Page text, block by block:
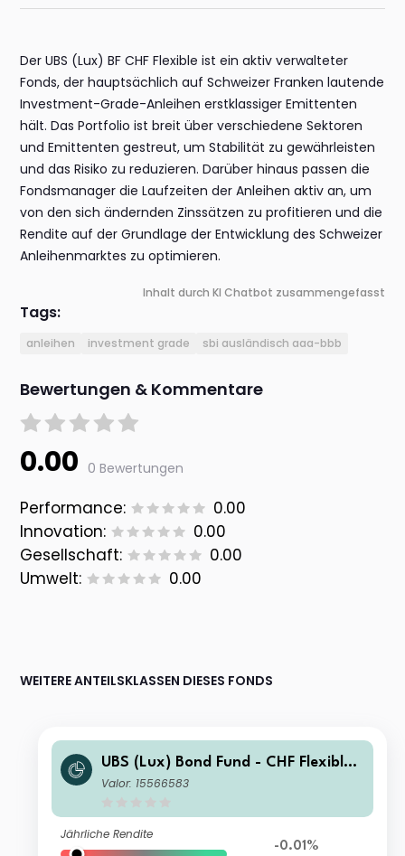
Der UBS (Lux) BF CHF Flexible ist ein aktiv verwalteter
Fonds, der hauptsächlich auf Schweizer Franken lautende
Investment-Grade-Anleihen erstklassiger Emittenten
hält. Das Portfolio ist breit über verschiedene Sektoren
und Emittenten gestreut, um Stabilität zu gewährleisten
und das Risiko zu reduzieren. Darüber hinaus passen die
Fondsmanager die Laufzeiten der Anleihen aktiv an, um
von den sich ändernden Zinssätzen zu profitieren und die
Rendite auf der Grundlage der Entwicklung des Schweizer
Anleihenmarktes zu optimieren.
Inhalt durch KI Chatbot zusammengefasst
Tags:
anleihen investment grade sbi ausländisch aaa-bbb
Bewertungen & Kommentare
0.00 0 Bewertungen
Performance:
0.00
Innovation:
0.00
Gesellschaft:
0.00
Umwelt:
0.00
WEITERE ANTEILSKLASSEN DIESES FONDS
UBS (Lux) Bond Fund - CHF Flexible I
-B-acc
Valor: 15566583
Jährliche Rendite
-0.01%